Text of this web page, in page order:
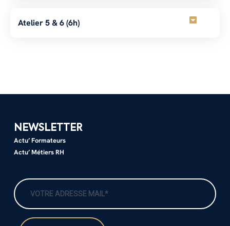
Atelier 5 & 6 (6h)
NEWSLETTER
Actu’ Formateurs
Actu’ Métiers RH